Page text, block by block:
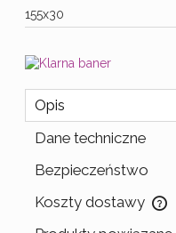
155x30
Opis
Dane techniczne
Bezpieczeństwo
Koszty dostawy
Cena nie zawiera